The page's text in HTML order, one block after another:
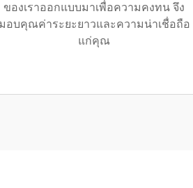
ของเราออกแบบมาเพื่อความคงทน จึง
มอบคุณค่าระยะยาวและความน่าเชื่อถือ
แก่คุณ